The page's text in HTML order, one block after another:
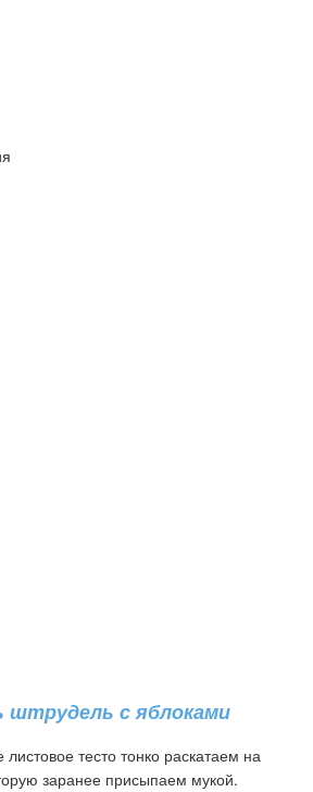
штрудель с яблоками
тесто тонко раскатаем на
заранее присыпаем мукой.